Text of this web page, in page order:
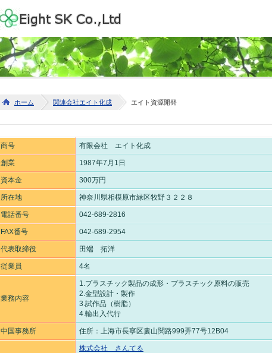
ホーム 関連会社エイト化成 エイト資源開発
商号 有限会社 エイト化成
創業 1987年7月1日
資本金 300万円
所在地 神奈川県相模原市緑区牧野３２２８
電話番号 042-689-2816
FAX番号 042-689-2954
代表取締役 田端 拓洋
従業員 4名
業務内容
1.プラスチック製品の成形・プラスチック原料の販売
2.金型設計・製作
3.試作品（樹脂）
4.輸出入代行
中国事務所 住所：上海市長寧区婁山関路999弄77号12B04
株式会社 さんてる